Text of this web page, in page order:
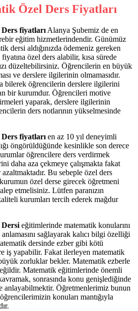
Özel Ders Fiyatları
fiyatları Alanya Şubemiz de en
eğitim hizmetlerindendir. Günümüz
dersi aldığınızda ödemeniz gereken
özel ders alabilir, kısa sürede
düzeltebilirsiniz. Öğrencilerin en büyük
ve derslere ilgilerinin olmamasıdır.
bilerek öğrencilerin derslere ilgilerini
bir kurumdur. Öğrencileri motive
yaparak, derslere ilgilerinin
ders notlarının yükselmesinde
fiyatları en az 10 yıl deneyimli
öngörüldüğünde kesinlikle son derece
öğrencilere ders verdirmek
daha aza çekmeye çalışmakta fakat
Bu sebeple özel ders
özel derse girecek öğretmeni
etmelisiniz. Lütfen paranızın
kurumları tercih ederek mağdur
eğitimlerinde matematik konularını
sağlayarak kalıcı bilgi özelliği
dersinde ezber gibi kötü
iş yapabilir. Fakat ilerleyen matematik
zorluklar bekler. Matematik ezberle
Matematik eğitimlerinde önemli
sonrasında konu genişlediğinde
anlayabilmektir. Öğretmenlerimiz bunun
konuları mantığıyla